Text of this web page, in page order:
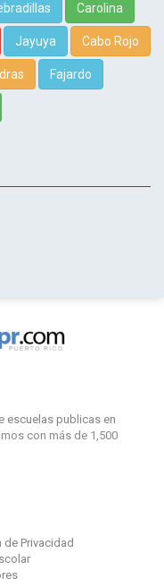
Carolina
Jayuya Cabo Rojo
Fajardo
escuelas publicas en
con más de 1,500
de Privacidad